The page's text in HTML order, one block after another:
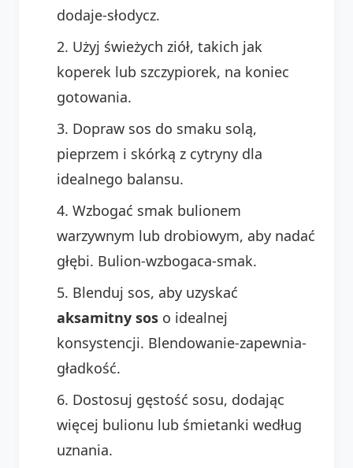
dodaje-słodycz.
Użyj świeżych ziół, takich jak
koperek lub szczypiorek, na koniec
gotowania.
Dopraw sos do smaku solą,
pieprzem i skórką z cytryny dla
idealnego balansu.
Wzbogać smak bulionem
warzywnym lub drobiowym, aby nadać
głębi. Bulion-wzbogaca-smak.
Blenduj sos, aby uzyskać
aksamitny sos o idealnej
konsystencji. Blendowanie-zapewnia-
gładkość.
Dostosuj gęstość sosu, dodając
więcej bulionu lub śmietanki według
uznania.